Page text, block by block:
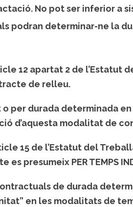
No pot ser inferior a
podran determinar-ne la
12 apartat 2 de l’Estatut
de relleu.
per durada determinada
d’aquesta modalitat de
15 de l’Estatut del
presumeix PER TEMPS
de durada
en les modalitats de